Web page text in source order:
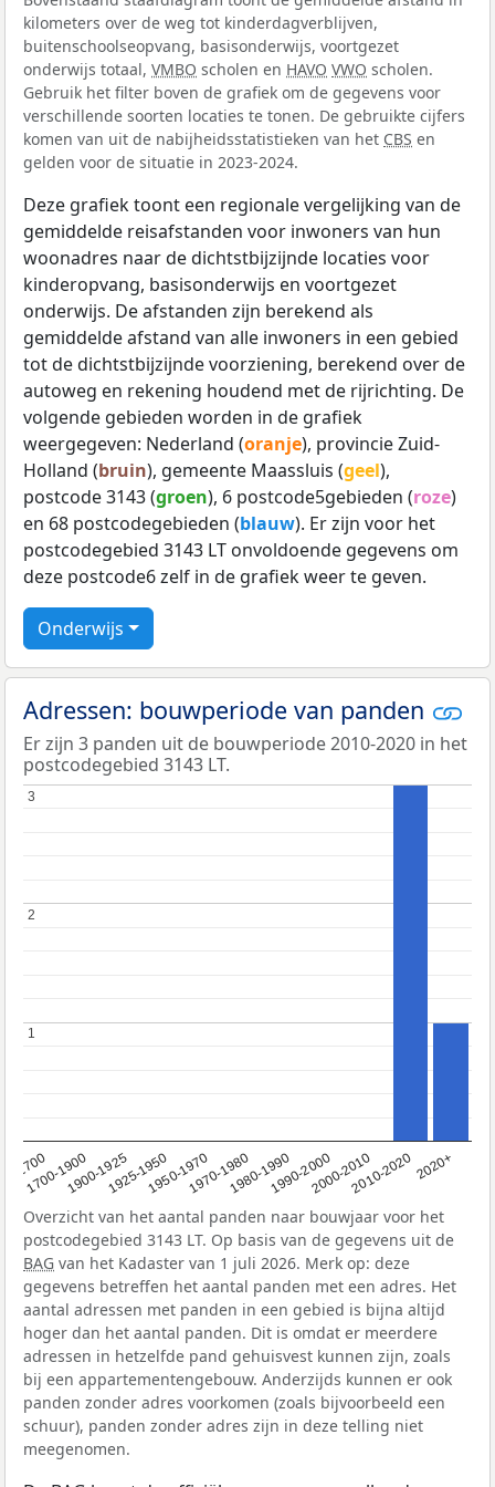
kilometers over de weg tot kinderdagverblijven,
buitenschoolseopvang, basisonderwijs, voortgezet
onderwijs totaal, VMBO scholen en HAVO VWO scholen.
Gebruik het filter boven de grafiek om de gegevens voor
verschillende soorten locaties te tonen. De gebruikte cijfers
komen van uit de nabijheidsstatistieken van het CBS en
gelden voor de situatie in 2023-2024.
Deze grafiek toont een regionale vergelijking van de
gemiddelde reisafstanden voor inwoners van hun
woonadres naar de dichtstbijzijnde locaties voor
kinderopvang, basisonderwijs en voortgezet
onderwijs. De afstanden zijn berekend als
gemiddelde afstand van alle inwoners in een gebied
tot de dichtstbijzijnde voorziening, berekend over de
autoweg en rekening houdend met de rijrichting. De
volgende gebieden worden in de grafiek
weergegeven: Nederland (oranje), provincie Zuid-
Holland (bruin), gemeente Maassluis (geel),
postcode 3143 (groen), 6 postcode5gebieden (roze)
en 68 postcodegebieden (blauw). Er zijn voor het
postcodegebied 3143 LT onvoldoende gegevens om
deze postcode6 zelf in de grafiek weer te geven.
Onderwijs
Adressen: bouwperiode van panden
Er zijn 3 panden uit de bouwperiode 2010-2020 in het
postcodegebied 3143 LT.
<1700
1700-19001900-19251925-19501950-19701970-19801980-19901990-20002000-20102010-20202020+
1
1
2
2
3
3
Overzicht van het aantal panden naar bouwjaar voor het
postcodegebied 3143 LT. Op basis van de gegevens uit de
BAG van het Kadaster van 1 juli 2026. Merk op: deze
gegevens betreffen het aantal panden met een adres. Het
aantal adressen met panden in een gebied is bijna altijd
hoger dan het aantal panden. Dit is omdat er meerdere
adressen in hetzelfde pand gehuisvest kunnen zijn, zoals
bij een appartementengebouw. Anderzijds kunnen er ook
panden zonder adres voorkomen (zoals bijvoorbeeld een
schuur), panden zonder adres zijn in deze telling niet
meegenomen.